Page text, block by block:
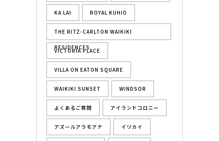
KA LAI ROYAL KUHIO
THE RITZ-CARLTON WAIKIKI
RESIDENCES
VICTORIA PLACE
VILLA ON EATON SQUARE
WAIKIKI SUNSET WINDSOR
よくあるご質問 アイランドコロニー
アズールアラモアナ イリカイ